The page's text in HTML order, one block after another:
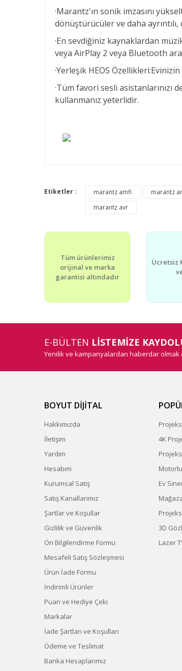
·Marantz'ın sonik imzasını
dönüştürücüler ve daha
·En sevdiğiniz kaynaklardan
veya AirPlay 2 veya Bluetooth
·Yerleşik HEOS
·Tüm favori sesli
kullanmanız yeterlidir.
Görüş ve önerileriniz için teşekkür
Ürün fiyatı diğer sitelerden daha
Bu ürüne benzer farklı alternatifler
Etiketler : marantz amfi marantz
marantz avr
Tüm ürünlerimiz
orijinal ve marka
garantisi altındadır
Ücretsiz
E-BÜLTEN LİSTEMİZE
Yenilik ve kampanyalardan haberdar olmak
BOYUT DİJİTAL
Hakkımızda
İletişim
Yardım
Hesabım
Kurumsal Satış
Satış Kanallarımız
Şartlar ve Koşullar
Gizlilik ve Güvenlik
Ön Bilgilendirme Formu
Mesafeli Satış Sözleşmesi
Ürün İade Formu
İndirimli Ürünler
Puan ve Hediye Çeki
Markalar
İade Şartları ve Koşulları
Ödeme ve Teslimat
Banka Hesaplarımız
4K
Ev
3D
Lazer